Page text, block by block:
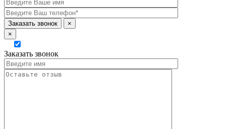
×
×
Заказать звонок